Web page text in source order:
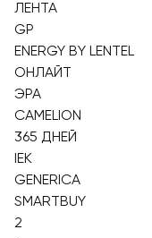
ЛЕНТА
GP
ENERGY BY LENTEL
ОНЛАЙТ
ЭРА
CAMELION
365 ДНЕЙ
IEK
GENERICA
SMARTBUY
2